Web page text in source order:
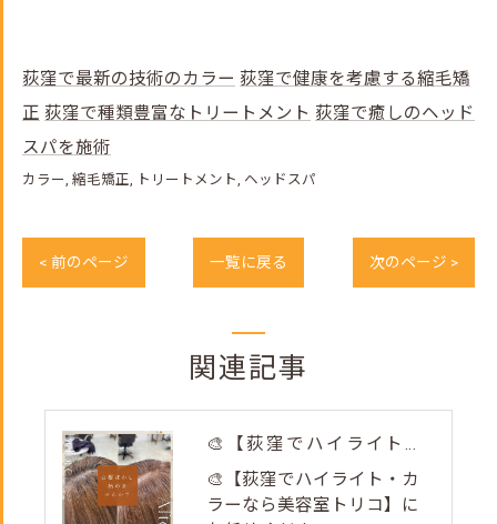
荻窪で最新の技術のカラー 荻窪で健康を考慮する縮毛矯
正 荻窪で種類豊富なトリートメント 荻窪で癒しのヘッド
スパを施術
カラー 縮毛矯正 トリートメント ヘッドスパ
< 前のページ 一覧に戻る 次のページ >
関連記事
🎨【荻窪でハイライト・カラーなら美容室トリコ】にお任せくださ...
🎨【荻窪でハイライト・カ
ラーなら美容室トリコ】に